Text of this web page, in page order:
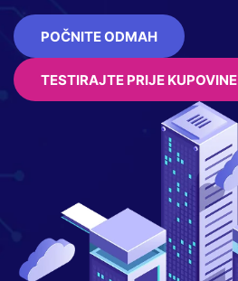
POČNITE ODMAH
TESTIRAJTE PRIJE KUPOVINE